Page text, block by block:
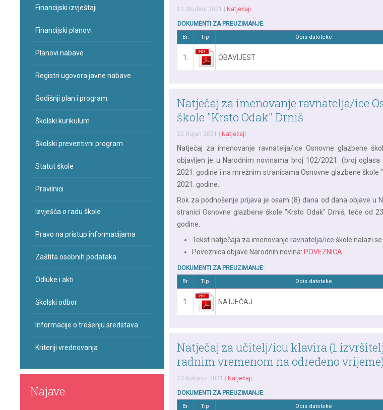
12 Studeni 2021 Natječaji
DOKUMENTI ZA PREUZIMANJE:
Br. Tip Opis datoteke
1. OBAVIJEST
Natječaj za imenovanje ravnatelja/ice
škole "Krsto Odak" Drniš
22 Rujan 2021 Natječaji
Natječaj za imenovanje ravnatelja/ice Osnovne glazbene
objavljen je u Narodnim novinama broj 102/2021. (broj
2021. godine i na mrežnim stranicama Osnovne glazbene škole
2021. godine.
Rok za podnošenje prijava je osam (8) dana od dana objave u
stranici Osnovne glazbene škole "Krsto Odak" Drniš, teče od
godine.
Tekst natječaja za imenovanje ravnatelja/ice škole nalazi se
Poveznica objave Narodnih novina: POVEZNICA
DOKUMENTI ZA PREUZIMANJE:
Br. Tip Opis datoteke
1. NATJEČAJ
Natječaj za učitelj/icu klavira (1
radnim vremenom na određeno vrijeme)
23 Kolovoz 2021 Natječaji
DOKUMENTI ZA PREUZIMANJE:
Br. Tip Opis datoteke
Financijski izvještaji
Financijski planovi
Planovi nabave
Registri ugovora javne nabave
Godišnji plan i program
Školski kurikulum
Školski preventivni program
Statut škole
Pravilnici
Izvješća o radu škole
Pravo na pristup informacijama
Zaštita osobnih podataka
Odluke i akti
Školski odbor
Informacije o trošenju sredstava
Kriteriji vrednovanja
Najave